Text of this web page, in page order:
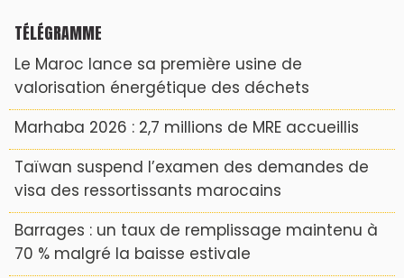
TÉLÉGRAMME
Le Maroc lance sa première usine de
valorisation énergétique des déchets
Marhaba 2026 : 2,7 millions de MRE accueillis
Taïwan suspend l’examen des demandes de
visa des ressortissants marocains
Barrages : un taux de remplissage maintenu à
70 % malgré la baisse estivale